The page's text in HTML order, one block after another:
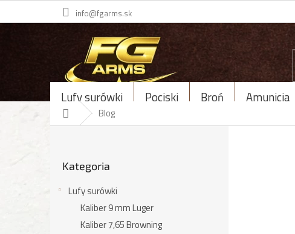
Przejść
info@fgarms.sk
Lufy surówki Pociski Broń Amunicja
Home Blog
kategorie
Kategoria
Lufy surówki
Kaliber 9 mm Luger
Kaliber 7,65 Browning